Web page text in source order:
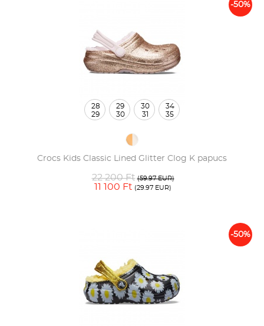
-50%
Crocs Kids Classic Lined Glitter Clog K papucs
22 200 Ft (59.97 EUR)
11 100 Ft (29.97 EUR)
28
29
29
30
30
31
34
35
-50%